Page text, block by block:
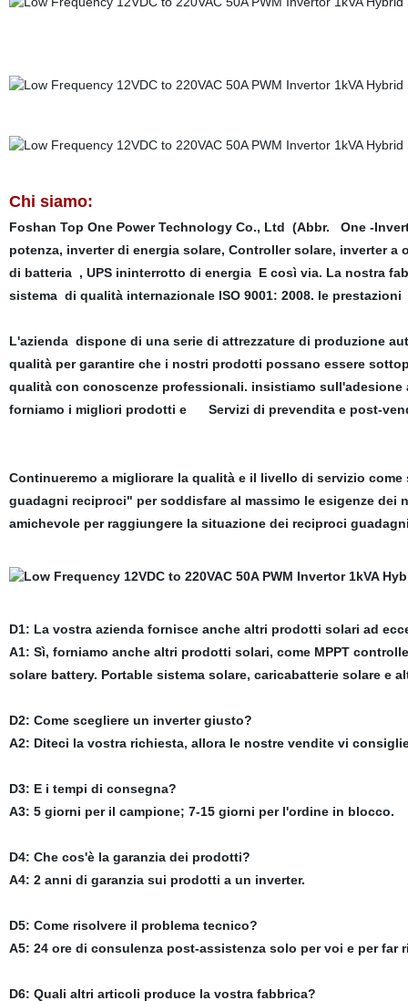
Chi siamo:
Foshan Top One Power Technology Co., Ltd (Abbr. One -
potenza, inverter di energia solare, Controller solare, inverter
di batteria , UPS ininterrotto di energia E così via. La nostra
sistema di qualità internazionale ISO 9001: 2008. le prestazioni
L'azienda dispone di una serie di attrezzature di produzione
qualità per garantire che i nostri prodotti possano essere
qualità con conoscenze professionali. insistiamo
forniamo i migliori prodotti e
Servizi di prevendita e post-
Continueremo a migliorare la qualità e il livello di servizio
guadagni reciproci" per soddisfare al massimo le esigenze
amichevole per raggiungere la situazione dei reciproci
D1: La vostra azienda fornisce anche altri prodotti solari ad
A1: Sì, forniamo anche altri prodotti solari, come MPPT
solare battery. Portable sistema solare, caricabatterie solare e
D2: Come scegliere un inverter giusto?
A2: Diteci la vostra richiesta, allora le nostre vendite vi
D3: E i tempi di consegna?
A3: 5 giorni per il campione; 7-15 giorni per l'ordine in blocco.
D4: Che cos'è la garanzia dei prodotti?
A4: 2 anni di garanzia sui prodotti a un inverter.
D5: Come risolvere il problema tecnico?
A5: 24 ore di consulenza post-assistenza solo per voi e per far
D6: Quali altri articoli produce la vostra fabbrica?